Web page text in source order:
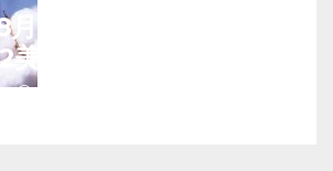
5日(周三)收涨12月合
分/磅
TENG